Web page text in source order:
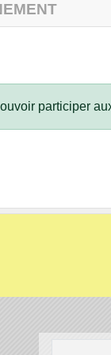
participer